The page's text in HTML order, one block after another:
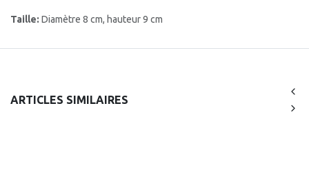
Taille: Diamètre 8 cm, hauteur 9 cm
ARTICLES SIMILAIRES